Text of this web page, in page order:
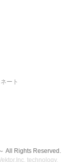
ート
All Rights Reserved.
technology.